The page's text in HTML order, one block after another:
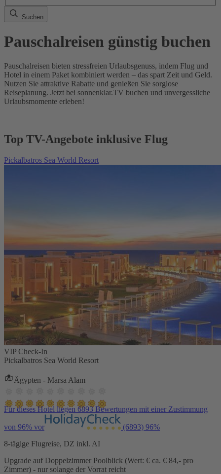
Suchen
Pauschalreisen günstig buchen
Pauschalreisen bieten stressfreien Urlaubsgenuss, indem Flug und
Hotel in einem Paket kombiniert werden – das spart Zeit und Geld.
Nutzen Sie attraktive Rabatte und genießen Sie sorglose
Reiseplanung. Jetzt bei sonnenklar.TV buchen und unvergessliche
Urlaubsmomente erleben!
Top TV-Angebote inklusive Flug
Pickalbatros Sea World Resort
VIP Check-In
Pickalbatros Sea World Resort
Ägypten - Marsa Alam
Für dieses Hotel liegen 6893 Bewertungen mit einer Zustimmung
von 96% vor (6893) 96%
8-tägige Flugreise, DZ inkl. AI
Upgrade auf Doppelzimmer Poolblick (Wert: € ca. € 84,- pro
Zimmer) - nur solange der Vorrat reicht